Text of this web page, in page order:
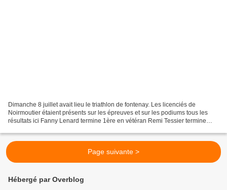
Dimanche 8 juillet avait lieu le triathlon de fontenay. Les licenciés de
Noirmoutier étaient présents sur les épreuves et sur les podiums tous les
résultats ici Fanny Lenard termine 1ère en vétéran Remi Tessier termine
Page suivante >
Hébergé par Overblog